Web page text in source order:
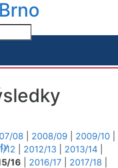
08 2008/09 2009/10
12 2012/13 2013/14
16 2016/17 2017/18